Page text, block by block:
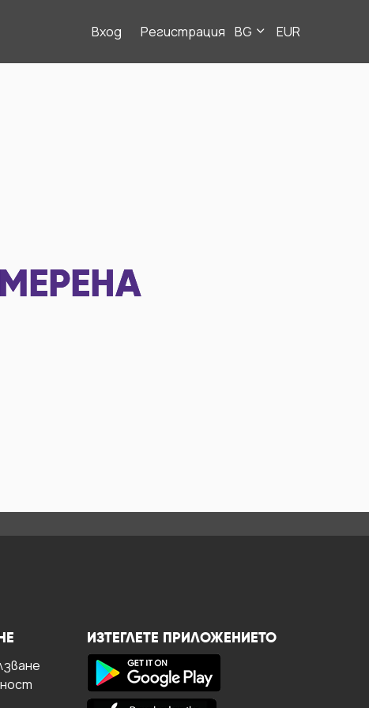
Вход Регистрация BG EUR
ИЗТЕГЛЕТЕ ПРИЛОЖЕНИЕТО